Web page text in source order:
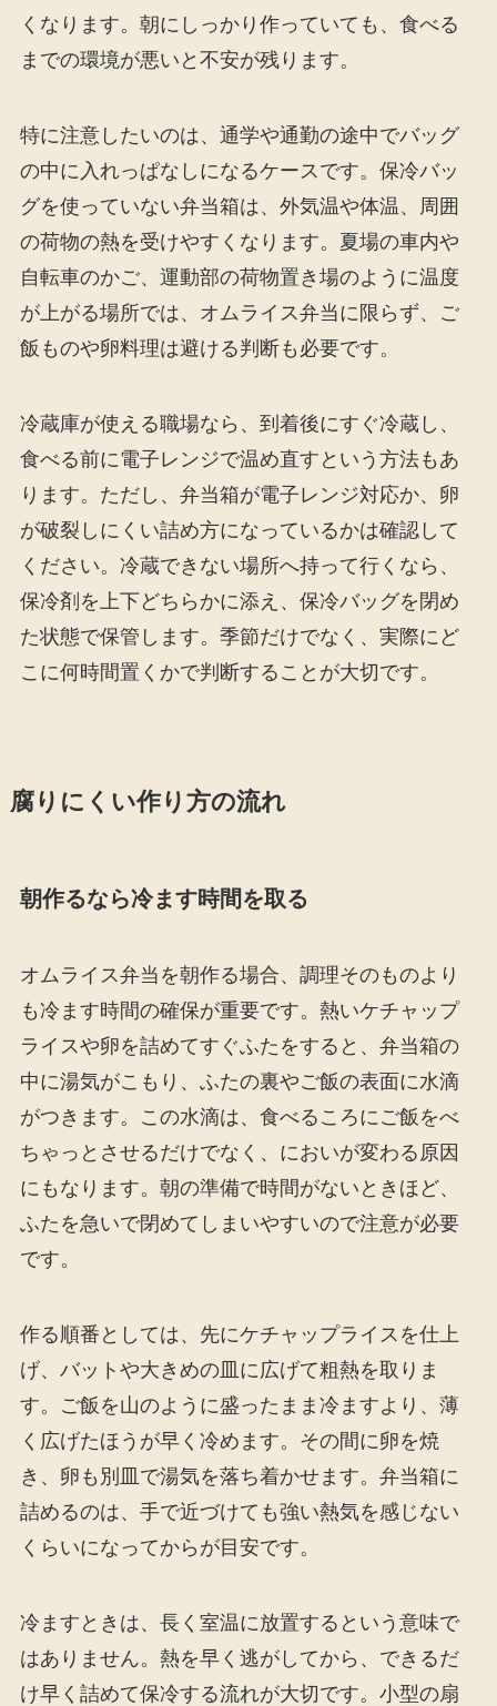
くなります。朝にしっかり作っていても、食べる
までの環境が悪いと不安が残ります。
特に注意したいのは、通学や通勤の途中でバッグ
の中に入れっぱなしになるケースです。保冷バッ
グを使っていない弁当箱は、外気温や体温、周囲
の荷物の熱を受けやすくなります。夏場の車内や
自転車のかご、運動部の荷物置き場のように温度
が上がる場所では、オムライス弁当に限らず、ご
飯ものや卵料理は避ける判断も必要です。
冷蔵庫が使える職場なら、到着後にすぐ冷蔵し、
食べる前に電子レンジで温め直すという方法もあ
ります。ただし、弁当箱が電子レンジ対応か、卵
が破裂しにくい詰め方になっているかは確認して
ください。冷蔵できない場所へ持って行くなら、
保冷剤を上下どちらかに添え、保冷バッグを閉め
た状態で保管します。季節だけでなく、実際にど
こに何時間置くかで判断することが大切です。
腐りにくい作り方の流れ
朝作るなら冷ます時間を取る
オムライス弁当を朝作る場合、調理そのものより
も冷ます時間の確保が重要です。熱いケチャップ
ライスや卵を詰めてすぐふたをすると、弁当箱の
中に湯気がこもり、ふたの裏やご飯の表面に水滴
がつきます。この水滴は、食べるころにご飯をべ
ちゃっとさせるだけでなく、においが変わる原因
にもなります。朝の準備で時間がないときほど、
ふたを急いで閉めてしまいやすいので注意が必要
です。
作る順番としては、先にケチャップライスを仕上
げ、バットや大きめの皿に広げて粗熱を取りま
す。ご飯を山のように盛ったまま冷ますより、薄
く広げたほうが早く冷めます。その間に卵を焼
き、卵も別皿で湯気を落ち着かせます。弁当箱に
詰めるのは、手で近づけても強い熱気を感じない
くらいになってからが目安です。
冷ますときは、長く室温に放置するという意味で
はありません。熱を早く逃がしてから、できるだ
け早く詰めて保冷する流れが大切です。小型の扇